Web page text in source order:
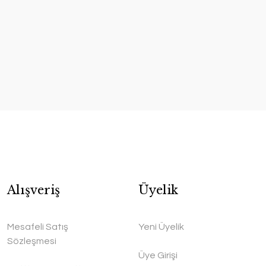
TL
Handygoo
5.500,00 TL
Alışveriş
Mesafeli Satış
Sözleşmesi
Üyelik
Yeni Üyelik
Üye Girişi